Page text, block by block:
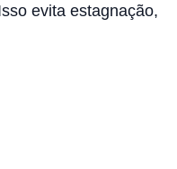
evita estagnação,